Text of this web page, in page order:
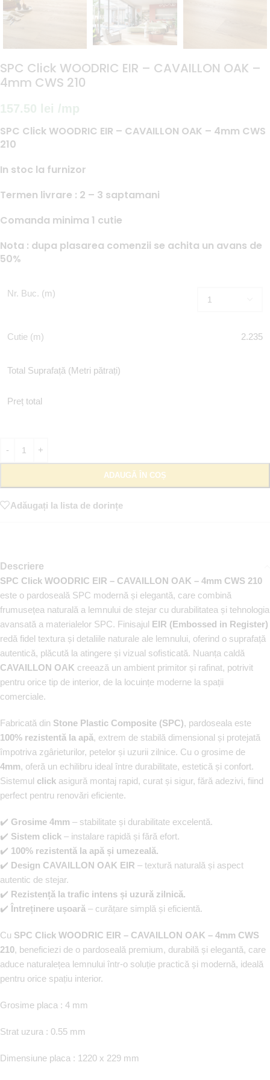
SPC Click WOODRIC EIR – CAVAILLON OAK –
4mm CWS 210
SPC Click WOODRIC EIR – CAVAILLON OAK – 4mm CWS
210
In stoc la furnizor
Termen livrare : 2 – 3 saptamani
Comanda minima 1 cutie
Nota : dupa plasarea comenzii se achita un avans de
50%
Nr. Buc. (m)
Cutie (m) 2.235
Total Suprafață (Metri pătrați)
Preț total
ADAUGĂ ÎN COȘ
Adăugați la lista de dorințe
Descriere
SPC Click WOODRIC EIR – CAVAILLON OAK – 4mm CWS 210
este o pardoseală SPC modernă și elegantă, care combină
frumusețea naturală a lemnului de stejar cu durabilitatea și tehnologia
avansată a materialelor SPC. Finisajul EIR (Embossed in Register)
redă fidel textura și detaliile naturale ale lemnului, oferind o suprafață
autentică, plăcută la atingere și vizual sofisticată. Nuanța caldă
CAVAILLON OAK creează un ambient primitor și rafinat, potrivit
pentru orice tip de interior, de la locuințe moderne la spații
comerciale.
Fabricată din Stone Plastic Composite (SPC), pardoseala este
100% rezistentă la apă, extrem de stabilă dimensional și protejată
împotriva zgârieturilor, petelor și uzurii zilnice. Cu o grosime de
4mm, oferă un echilibru ideal între durabilitate, estetică și confort.
Sistemul click asigură montaj rapid, curat și sigur, fără adezivi, fiind
perfect pentru renovări eficiente.
✔️ Grosime 4mm – stabilitate și durabilitate excelentă.
✔️ Sistem click – instalare rapidă și fără efort.
✔️ 100% rezistentă la apă și umezeală.
✔️ Design CAVAILLON OAK EIR – textură naturală și aspect
autentic de stejar.
✔️ Rezistență la trafic intens și uzură zilnică.
✔️ Întreținere ușoară – curățare simplă și eficientă.
Cu SPC Click WOODRIC EIR – CAVAILLON OAK – 4mm CWS
210, beneficiezi de o pardoseală premium, durabilă și elegantă, care
aduce naturalețea lemnului într-o soluție practică și modernă, ideală
pentru orice spațiu interior.
Grosime placa : 4 mm
Strat uzura : 0.55 mm
Dimensiune placa : 1220 x 229 mm